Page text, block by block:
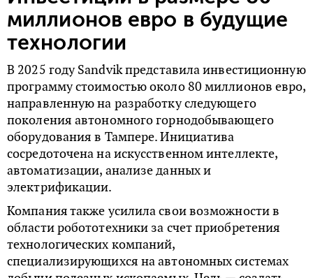
миллионов евро в будущие
технологии
В 2025 году Sandvik представила инвестиционную
программу стоимостью около 80 миллионов евро,
направленную на разработку следующего
поколения автономного горнодобывающего
оборудования в Тампере. Инициатива
сосредоточена на искусственном интеллекте,
автоматизации, анализе данных и
электрификации.
Компания также усилила свои возможности в
области робототехники за счет приобретения
технологических компаний,
специализирующихся на автономных системах